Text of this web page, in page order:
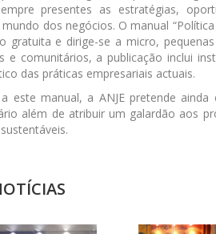
presentes as estratégias,
dos negócios. O manual
gratuita e dirige-se a micro,
e comunitários, a publicação inclui
das práticas empresariais actuais.
a este manual, a ANJE pretende
além de atribuir um galardão aos